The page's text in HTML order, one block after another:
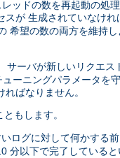
ッドの数を再起動の処
スが 生成されていなけれ
希望の数の両方を維持
サーバが新しいリクエス
ーニングパラメータを
ればなりません。
もします。
ログに対して何かする前
分以下で完了している